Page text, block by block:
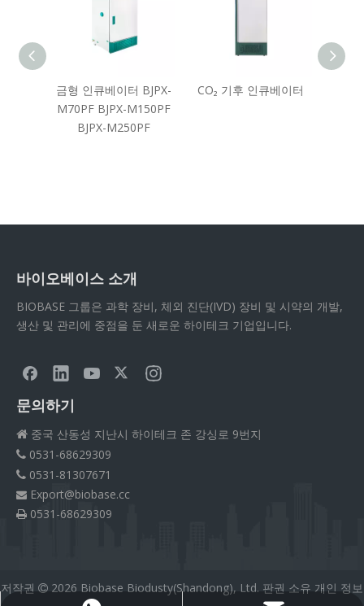
금형 인큐베이터 BJPX-
M70PF BJPX-M150PF
BJPX-M250PF
CO₂ 기후 인큐베이터
바이오베이스 소개
BIOBASE 그룹은 과학 장비, 체외 진단(IVD) 장비 및 시약의 개발,
생산 및 관리에 중점을 둔 새로운 하이테크 기업입니다.
문의하기
 중국 산동성 지난시 하이테크 존 강싱로 9번지
 0531-68629309
 0531-81307671
 Export@biobase.cc
 0531-68629309
저작권  2026 Biobase Biodusty(Shandong), Ltd. 판권 소유 개인 정보